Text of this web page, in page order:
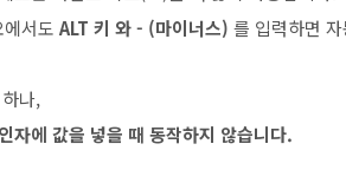
서도 ALT 키 와 - (마이너스) 를 입력하면
나,
자에 값을 넣을 때 동작하지 않습니다.